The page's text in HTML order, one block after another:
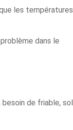
les températures
dans le
de friable, sol